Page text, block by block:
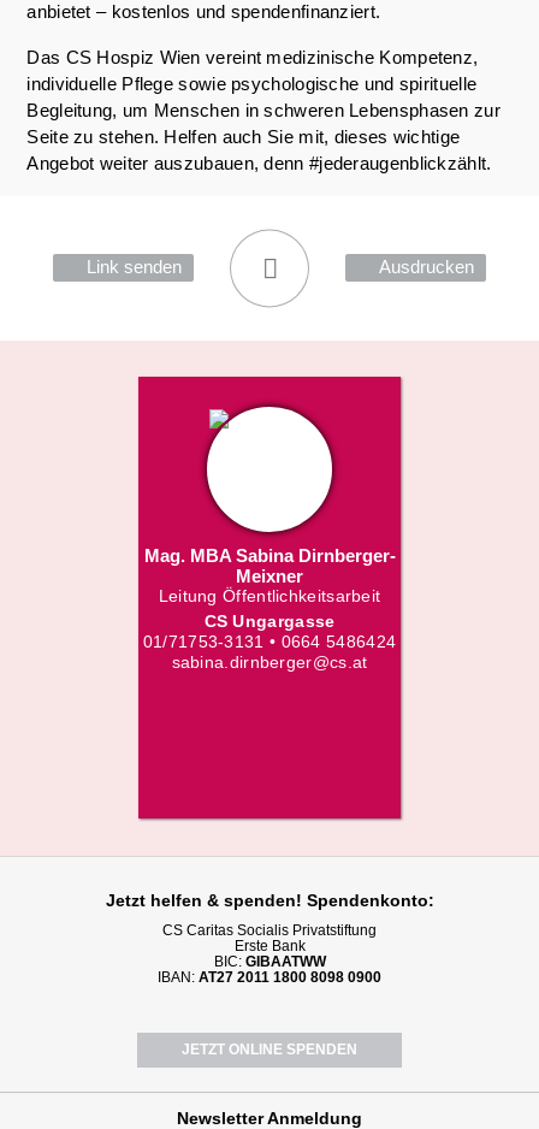
anbietet – kostenlos und spendenfinanziert.
Das CS Hospiz Wien vereint medizinische Kompetenz,
individuelle Pflege sowie psychologische und spirituelle
Begleitung, um Menschen in schweren Lebensphasen zur
Seite zu stehen. Helfen auch Sie mit, dieses wichtige
Angebot weiter auszubauen, denn #jederaugenblickzählt.
Link senden Ausdrucken
Mag. MBA Sabina Dirnberger-
Meixner
Leitung Öffentlichkeitsarbeit
CS Ungargasse
01/71753-3131 • 0664 5486424
sabina.dirnberger@cs.at
Jetzt helfen & spenden! Spendenkonto:
CS Caritas Socialis Privatstiftung
Erste Bank
BIC: GIBAATWW
IBAN: AT27 2011 1800 8098 0900
JETZT ONLINE SPENDEN
NewsletterAnmeldung